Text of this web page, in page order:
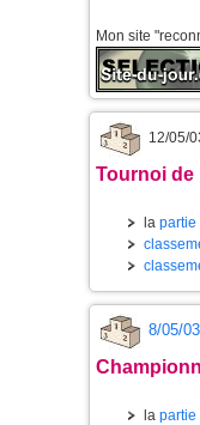
Mon site
12/05/
Tournoi de
la partie
8/05/
la partie